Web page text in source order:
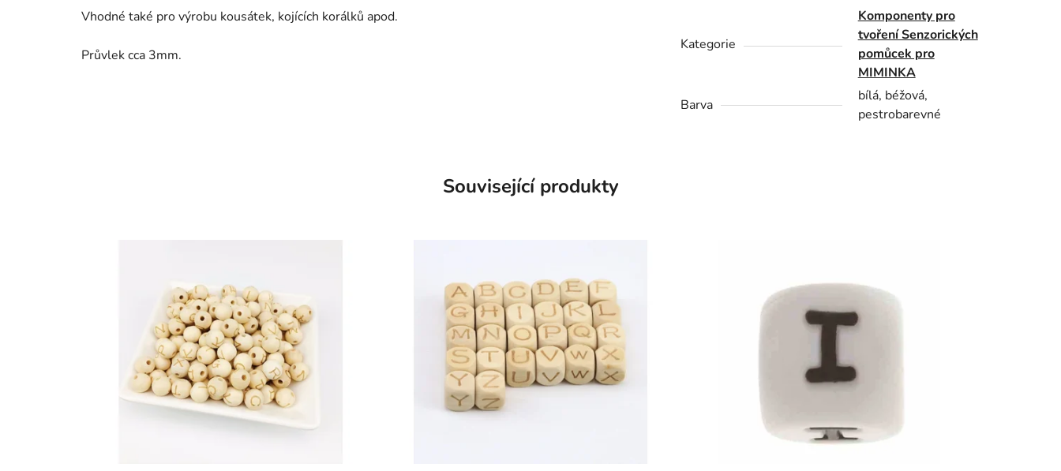
Vhodné také pro výrobu kousátek, kojících korálků apod.
Průvlek cca 3mm.
Kategorie
Komponenty pro
tvoření Senzorických
pomůcek pro
MIMINKA
Barva
bílá, béžová,
pestrobarevné
Související produkty